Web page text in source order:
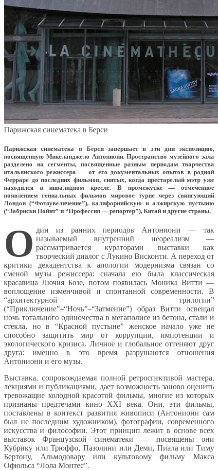
Парижская синематека в Берси
Парижская синематека в Берси завершает в эти дни экспозицию,
посвященную Микеланджело Антониони. Пространство музейного зала
разделено на сегменты, посвященные разным периодам творчества
итальянского режиссера — от его документальных опытов в родной
Ферраре до последних фильмов, снятых, когда престарелый мэтр уже
находился в инвалидном кресле. В промежутке — отмеченное
появлением гениальных фильмов мировое турне через свингующий
Лондон (“Фотоувеличение”), калифорнийскую и алжирскую пустыню
(“Забриски Пойнт” и “Профессия — репортер”), Китай и другие страны.
О дин из ранних периодов Антониони — так
называемый внутренний неореализм —
рассматривается кураторами выставки как
творческий диалог с Лукино Висконти. А переход от
критики декадентства к апологии модернизма связан со
сменой музы режиссера: сначала ею была классическая
красавица Лючия Бозе, потом появилась Моника Витти —
воплощение изменчивой и спонтанной современности. В
“архитектурной трилогии”
(“Приключение”–“Ночь”–“Затмение”) образ Витти освещал
ночь тотального одиночества в мегаполисе из бетона, стали и
стекла, но в “Красной пустыне” женское начало уже не
способно защитить мир от коррупции, импотенции и
экологического кризиса. Личное и глобальное оттеняют друг
друга: именно в это время разрушаются отношения
Антониони и его музы.
Выставка, сопровождаемая полной ретроспективой мастера,
лекциями и публикациями, дает возможность заново оценить
тревожащие холодной красотой фильмы, многие из которых
признаны предтечами кино XXI века. Они, эти фильмы,
поставлены в контекст развития живописи (Антониони сам
был не последним художником), фотографии, современного
искусства и философии. Этот принцип лежит в основе всех
выставок Французской синематеки — посвящены они
Кубрику или Трюффо, Пазолини или Деми, Пиала или Тиму
Бертону, Альмодовару или культовому фильму Макса
Офюльса “Лола Монтес”.